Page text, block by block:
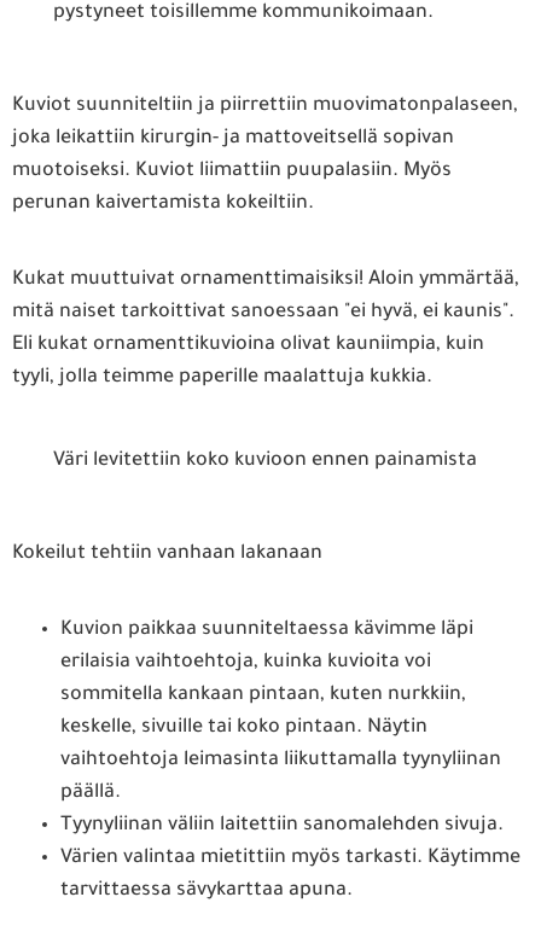
pystyneet toisillemme kommunikoimaan.
Kuviot suunniteltiin ja piirrettiin muovimatonpalaseen,
joka leikattiin kirurgin- ja mattoveitsellä sopivan
muotoiseksi. Kuviot liimattiin puupalasiin. Myös
perunan kaivertamista kokeiltiin.
Kukat muuttuivat ornamenttimaisiksi! Aloin ymmärtää,
mitä naiset tarkoittivat sanoessaan "ei hyvä, ei kaunis".
Eli kukat ornamenttikuvioina olivat kauniimpia, kuin
tyyli, jolla teimme paperille maalattuja kukkia.
Väri levitettiin koko kuvioon ennen painamista
Kokeilut tehtiin vanhaan lakanaan
Kuvion paikkaa suunniteltaessa kävimme läpi
erilaisia vaihtoehtoja, kuinka kuvioita voi
sommitella kankaan pintaan, kuten nurkkiin,
keskelle, sivuille tai koko pintaan. Näytin
vaihtoehtoja leimasinta liikuttamalla tyynyliinan
päällä.
Tyynyliinan väliin laitettiin sanomalehden sivuja.
Värien valintaa mietittiin myös tarkasti. Käytimme
tarvittaessa sävykarttaa apuna.